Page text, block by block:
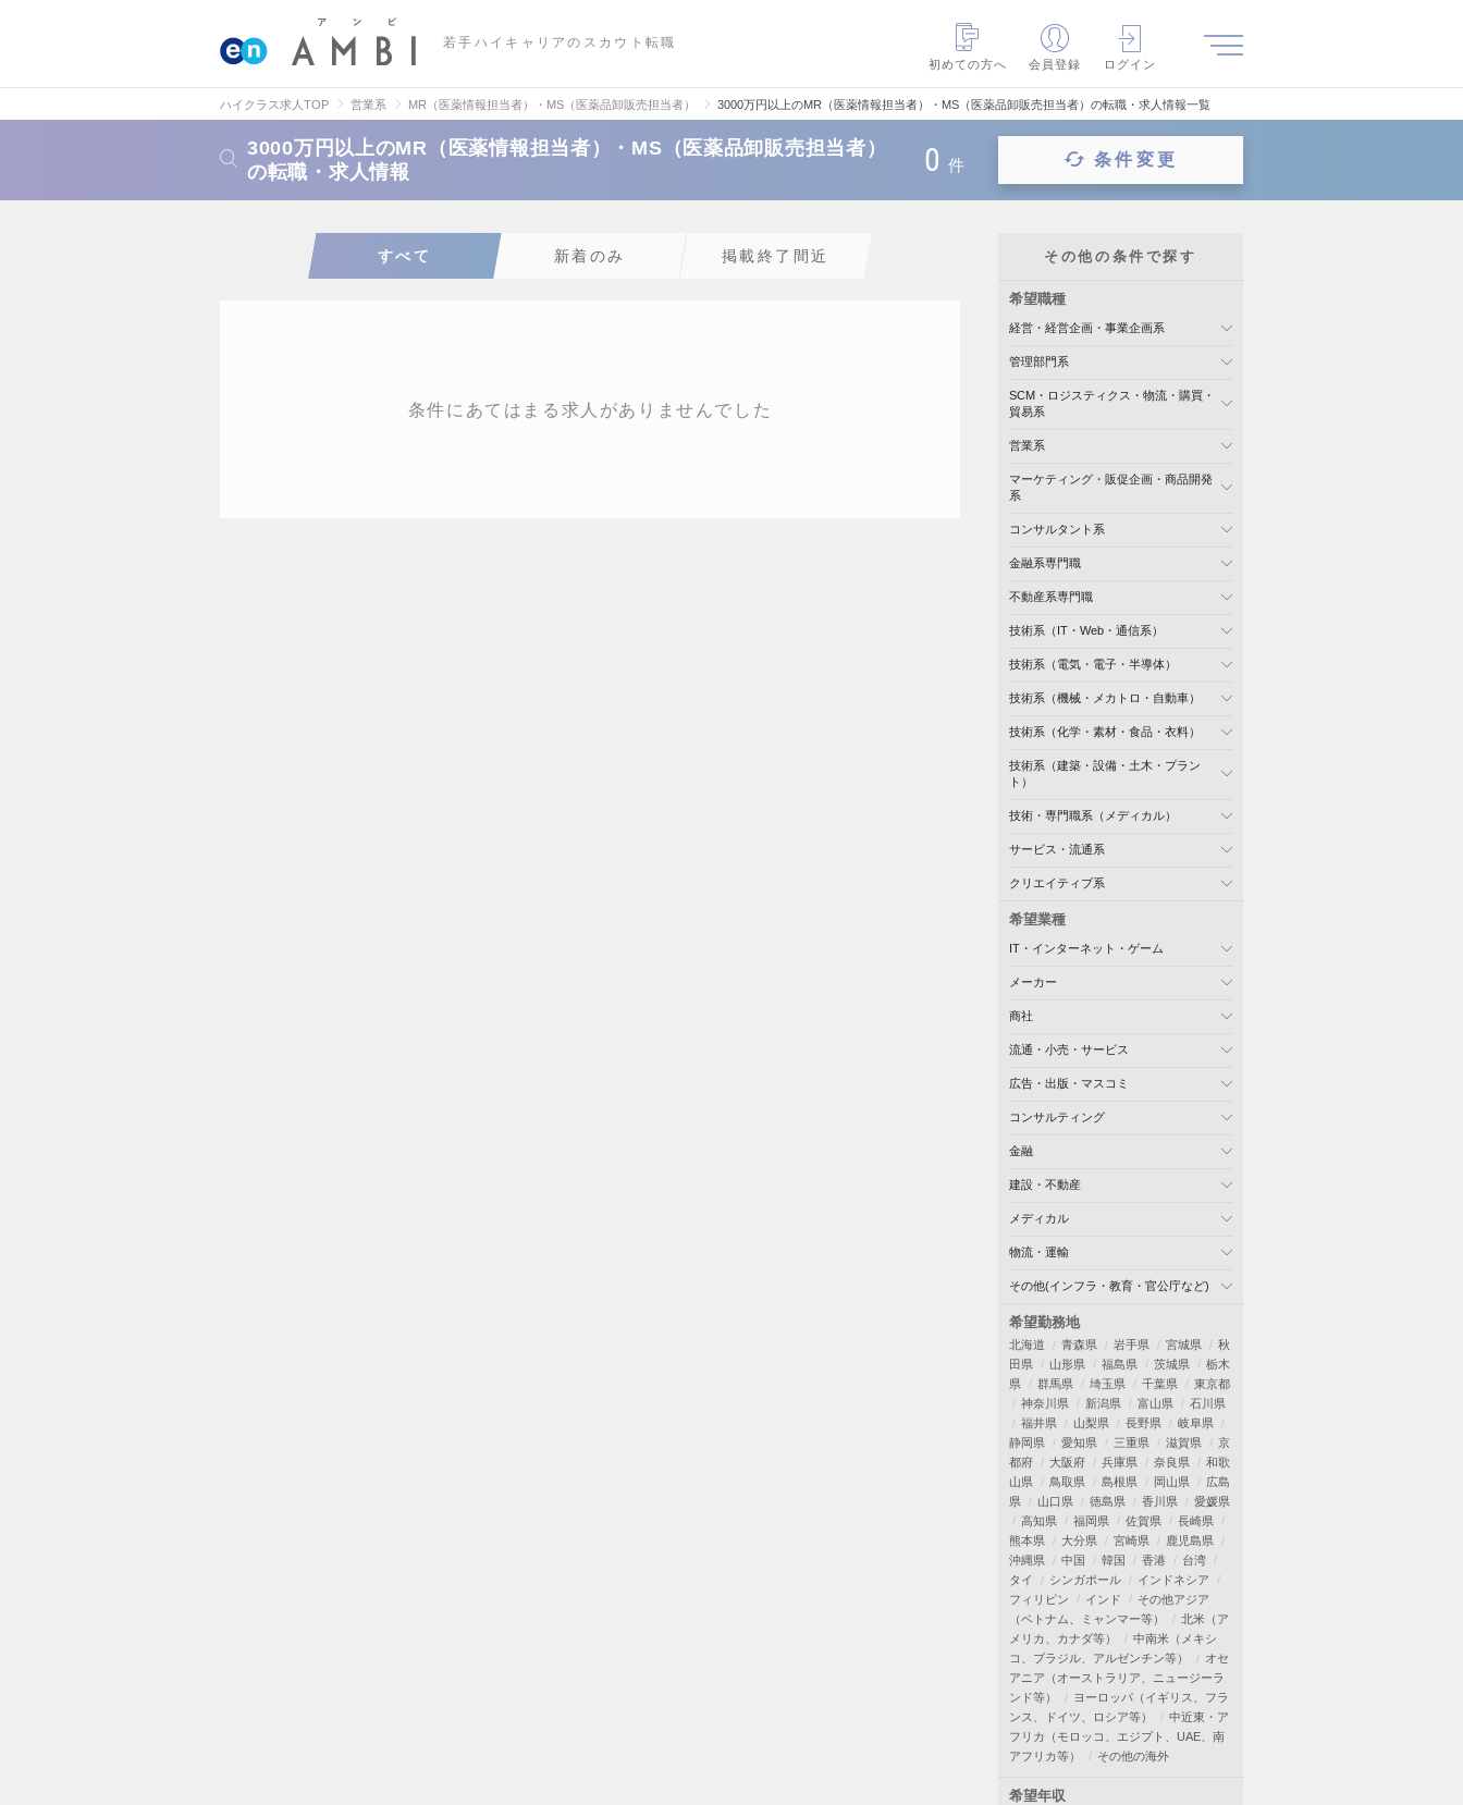
若手ハイキャリアのスカウト転職
初めての方へ
会員登録 ログイン
ハイクラス求人TOP 営業系 MR（医薬情報担当者）・MS（医薬品卸販売担当者） 3000万円以上のMR（医薬情報担当者）・MS（医薬品卸販売担当者）の転職・求人情報一覧
3000万円以上のMR（医薬情報担当者）・MS（医薬品卸販売担当者）
の転職・求人情報
0 件 条件変更
すべて 新着のみ 掲載終了間近
条件にあてはまる求人がありませんでした
その他の条件で探す
希望職種
経営・経営企画・事業企画系
管理部門系
SCM・ロジスティクス・物流・購買・
貿易系
営業系
マーケティング・販促企画・商品開発
系
コンサルタント系
金融系専門職
不動産系専門職
技術系（IT・Web・通信系）
技術系（電気・電子・半導体）
技術系（機械・メカトロ・自動車）
技術系（化学・素材・食品・衣料）
技術系（建築・設備・土木・プラン
ト）
技術・専門職系（メディカル）
サービス・流通系
クリエイティブ系
希望業種
IT・インターネット・ゲーム
メーカー
商社
流通・小売・サービス
広告・出版・マスコミ
コンサルティング
金融
建設・不動産
メディカル
物流・運輸
その他(インフラ・教育・官公庁など)
希望勤務地
北海道 青森県 岩手県 宮城県
秋
田県
山形県 福島県 茨城県
栃木
県
群馬県 埼玉県 千葉県
東京都
神奈川県
新潟県 富山県
石川県
福井県
山梨県 長野県
岐阜県
静岡県
愛知県 三重県 滋賀県
京
都府
大阪府 兵庫県 奈良県
和歌
山県
鳥取県 島根県 岡山県
広島
県
山口県 徳島県 香川県
愛媛県
高知県
福岡県 佐賀県
長崎県
熊本県
大分県 宮崎県
鹿児島県
沖縄県
中国 韓国 香港
台湾
タイ
シンガポール
インドネシア
フィリピン
インド
その他アジア
（ベトナム、ミャンマー等）
北米（ア
メリカ、カナダ等）
中南米（メキシ
コ、ブラジル、アルゼンチン等）
オセ
アニア（オーストラリア、ニュージーラ
ンド等）
ヨーロッパ（イギリス、フラ
ンス、ドイツ、ロシア等）
中近東・ア
フリカ（モロッコ、エジプト、UAE、南
アフリカ等）
その他の海外
希望年収